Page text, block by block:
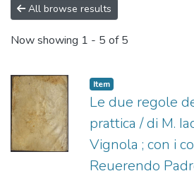
All browse results
Now showing 1 - 5 of 5
Item
Le due regole
prattica / di M.
Vignola ; con i
Reuerendo